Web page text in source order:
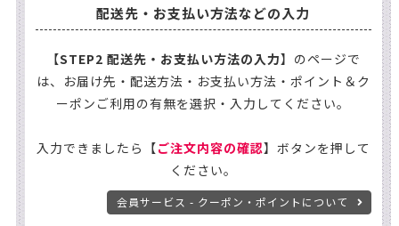
配送先・お支払い方法などの入力
【STEP2 配送先・お支払い方法の入力】のページで
は、お届け先・配送方法・お支払い方法・ポイント＆ク
ーポンご利用の有無を選択・入力してください。
入力できましたら【ご注文内容の確認】ボタンを押して
ください。
会員サービス - クーポン・ポイントについて